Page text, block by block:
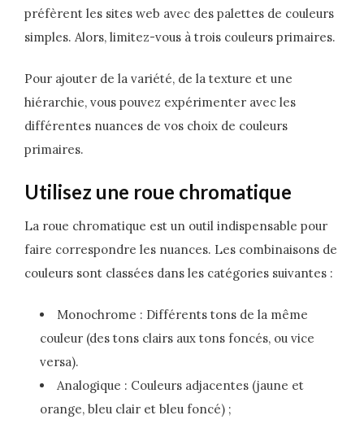
préfèrent les sites web avec des palettes de couleurs
simples. Alors, limitez-vous à trois couleurs primaires.
Pour ajouter de la variété, de la texture et une
hiérarchie, vous pouvez expérimenter avec les
différentes nuances de vos choix de couleurs
primaires.
Utilisez une roue chromatique
La roue chromatique est un outil indispensable pour
faire correspondre les nuances. Les combinaisons de
couleurs sont classées dans les catégories suivantes :
Monochrome : Différents tons de la même
couleur (des tons clairs aux tons foncés, ou vice
versa).
Analogique : Couleurs adjacentes (jaune et
orange, bleu clair et bleu foncé) ;